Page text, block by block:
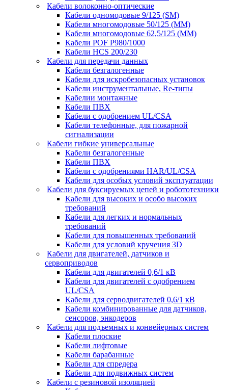
Кабели волоконно-оптические
Кабели одномодовые 9/125 (SM)
Кабели многомодовые 50/125 (ММ)
Кабели многомодовые 62,5/125 (ММ)
Кабели POF P980/1000
Кабели HCS 200/230
Кабели для передачи данных
Кабели безгалогенные
Кабели для искробезопасных установок
Кабели инструментальные, Re-типы
Кабелии монтажные
Кабели ПВХ
Кабели с одобрением UL/CSA
Кабели телефонные, для пожарной
сигнализации
Кабели гибкие универсальные
Кабели безгалогенные
Кабели ПВХ
Кабели с одобрениями HAR/UL/CSA
Кабели для особых условий эксплуатации
Кабели для буксируемых цепей и робототехники
Кабели для высоких и особо высоких
требований
Кабели для легких и нормальных
требований
Кабели для повышенных требований
Кабели для условий кручения 3D
Кабели для двигателей, датчиков и
сервоприводов
Кабели для двигателей 0,6/1 кВ
Кабели для двигателей с одобрением
UL/CSA
Кабели для серводвигателей 0,6/1 кВ
Кабели комбинированные для датчиков,
cенсоров, энкодеров
Кабели для подъемных и конвейерных систем
Кабели плоские
Кабели лифтовые
Кабели барабанные
Кабели для спредера
Кабели для подвижных систем
Кабели с резиновой изоляцией